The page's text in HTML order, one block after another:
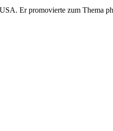
Er promovierte zum Thema